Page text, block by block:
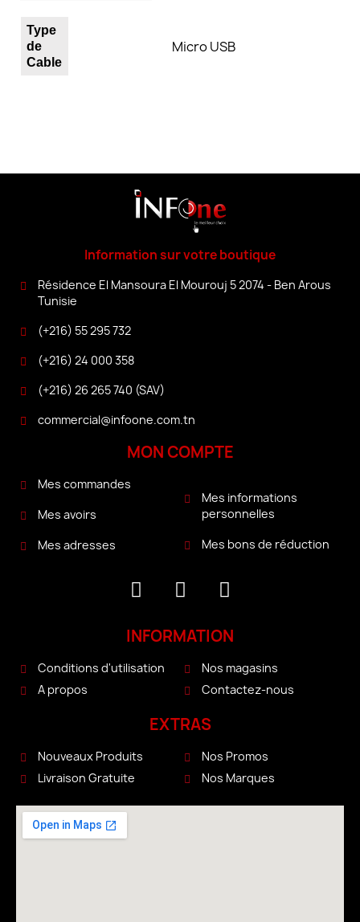
Type
de
Cable
Micro USB
Information sur votre boutique
Résidence El Mansoura El Mourouj 5 2074 - Ben Arous
Tunisie
(+216) 55 295 732
(+216) 24 000 358
(+216) 26 265 740 (SAV)
commercial@infoone.com.tn
MON COMPTE
Mes commandes
Mes avoirs
Mes adresses
Mes informations
personnelles
Mes bons de réduction
INFORMATION
Conditions d'utilisation
A propos
Nos magasins
Contactez-nous
EXTRAS
Nouveaux Produits
Livraison Gratuite
Nos Promos
Nos Marques